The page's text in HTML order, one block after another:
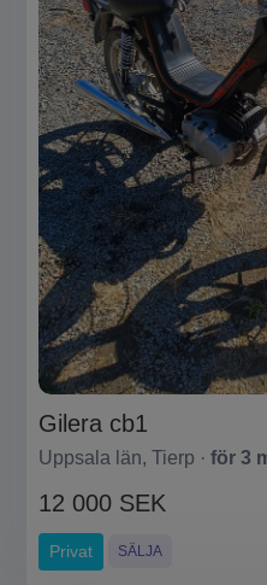
Gilera cb1
Uppsala län, Tierp · för 3
12 000 SEK
Privat SÄLJA